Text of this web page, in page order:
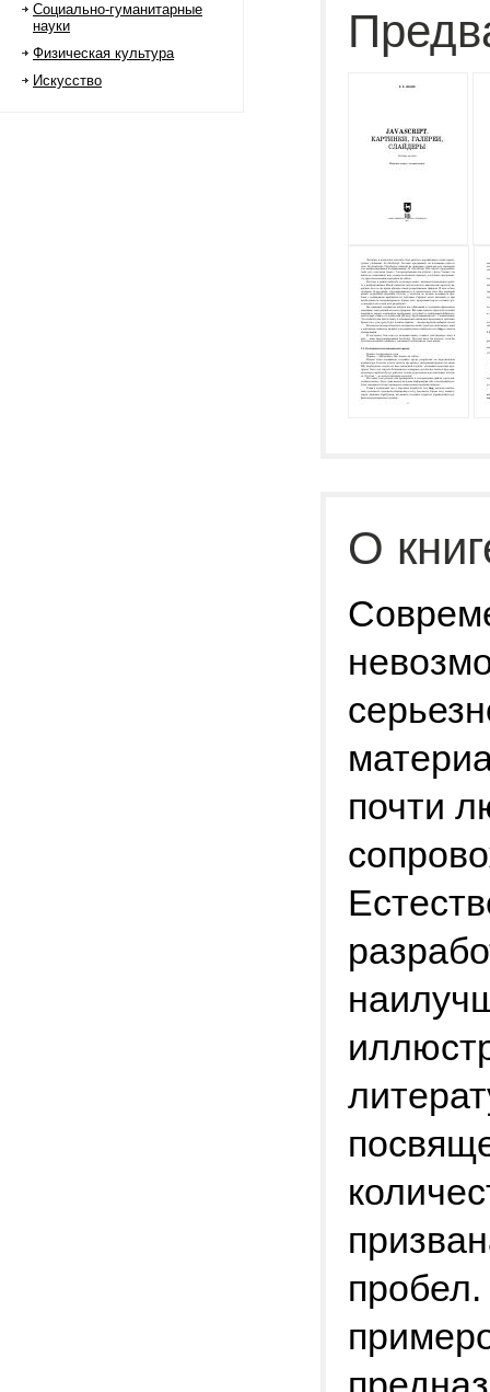
Социально-гуманитарные
науки
Физическая культура
Искусство
О
почти